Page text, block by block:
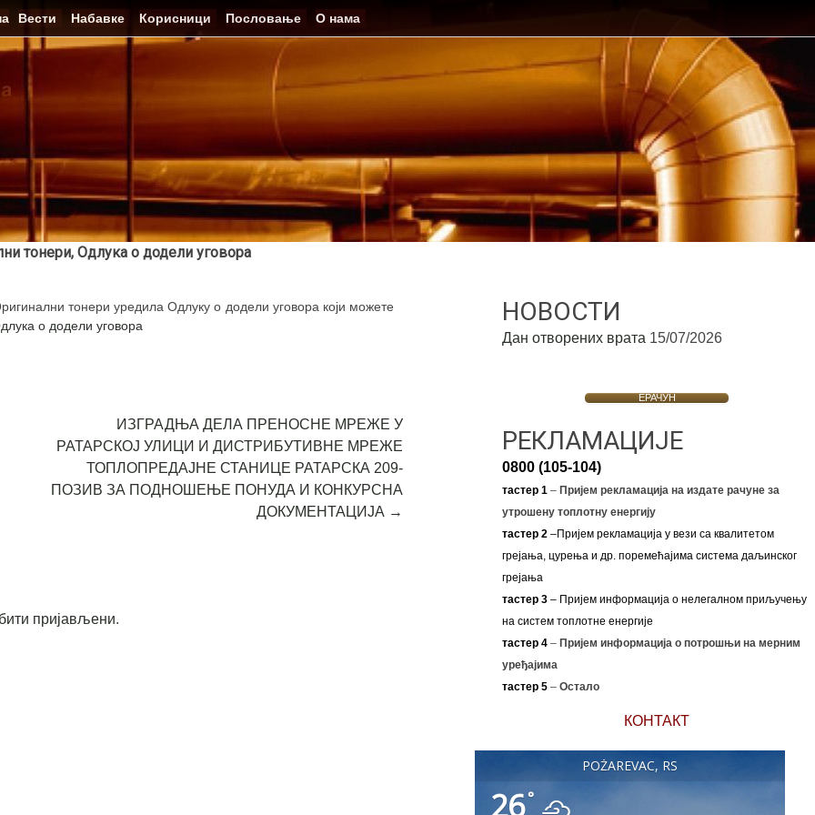
Вести Набавке Корисници Пословање О нама
тонери, Одлука о додели уговора
тонери уредила Одлуку о додели уговора који можете
о додели уговора
ИЗГРАДЊА ДЕЛА ПРЕНОСНЕ МРЕЖЕ У
РАТАРСКОЈ УЛИЦИ И ДИСТРИБУТИВНЕ МРЕЖЕ
ТОПЛОПРЕДАЈНЕ СТАНИЦЕ РАТАРСКА 209-
ПОЗИВ ЗА ПОДНОШЕЊЕ ПОНУДА И КОНКУРСНА
ДОКУМЕНТАЦИЈА →
бити пријављени.
НОВОСТИ
Дан отворених врата 15/07/2026
ЕРАЧУН
РЕКЛАМАЦИЈЕ
0800 (105-104)
тастер 1–Пријем рекламација на издате рачуне за
утрошену топлотну енергију
тастер 2–Пријем рекламација у вези са квалитетом
грејања, цурења и др. поремећајима система даљинског
грејања
тастер 3– Пријем информација о нелегалном приључењу
на систем топлотне енергије
тастер 4 – Пријем информација о потрошњи на мерним
уређајима
тастер 5 – Остало
КОНТАКТ
POŽAREVAC, RS
26°